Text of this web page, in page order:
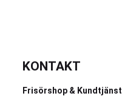
KONTAKT
Frisörshop & Kundtjänst